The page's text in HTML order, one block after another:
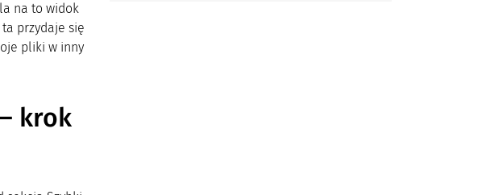
na to widok
przydaje się
pliki w inny
krok